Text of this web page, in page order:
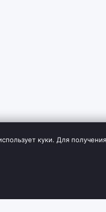
куки. Для